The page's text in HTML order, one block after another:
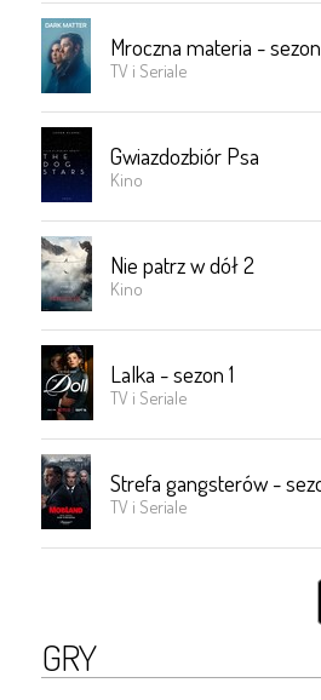
Mroczna materia -
TV i Seriale
Gwiazdozbiór Psa
Kino
Nie patrz w dół 2
Kino
Lalka - sezon 1
TV i Seriale
Strefa gangsterów -
TV i Seriale
GRY